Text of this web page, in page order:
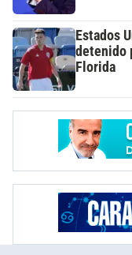
Estados
detenido
Florida